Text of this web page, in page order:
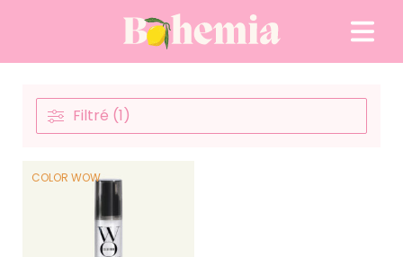
Filtré (1)
COLOR WOW